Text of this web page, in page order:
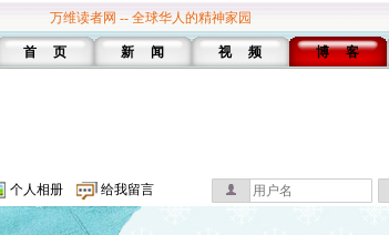
万维读者网 -- 全球华人的精神家园
首 页 新 闻 视 频 博 客
个人相册 给我留言